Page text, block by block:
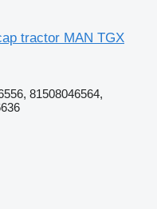
tractor MAN TGX
81508046564,